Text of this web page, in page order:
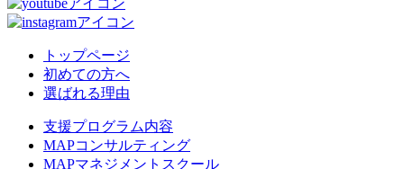
トップページ
初めての方へ
選ばれる理由
支援プログラム内容
MAPコンサルティング
MAPマネジメントスクール